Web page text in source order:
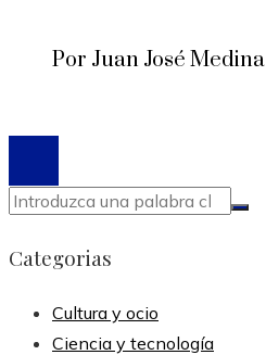
Por Juan José Medina
Categorias
Cultura y ocio
Ciencia y tecnología